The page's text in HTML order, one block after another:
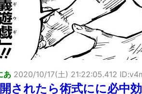
あ 2020/10/17(土) 21:22:05.412
されたら術式にに必中